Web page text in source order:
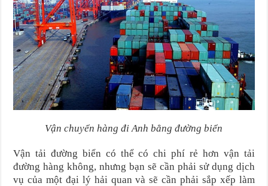
Vận chuyển hàng đi Anh bằng đường biển
Vận tải đường biển có thể có chi phí rẻ hơn vận tải
đường hàng không, nhưng bạn sẽ cần phải sử dụng dịch
vụ của một đại lý hải quan và sẽ cần phải sắp xếp làm